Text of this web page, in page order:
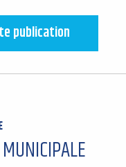
publication